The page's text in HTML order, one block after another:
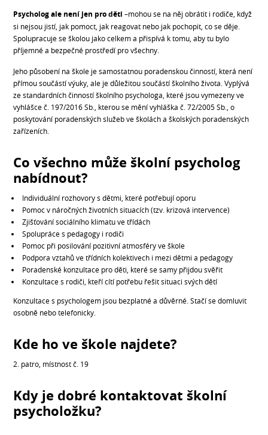
Psycholog ale není jen pro děti –mohou se na něj obrátit i rodiče, když
si nejsou jistí, jak pomoct, jak reagovat nebo jak pochopit, co se děje.
Spolupracuje se školou jako celkem a přispívá k tomu, aby tu bylo
příjemné a bezpečné prostředí pro všechny.
Jeho působení na škole je samostatnou poradenskou činností, která není
přímou součástí výuky, ale je důležitou součástí školního života. Vyplývá
ze standardních činností školního psychologa, které jsou vymezeny ve
vyhlášce č. 197/2016 Sb., kterou se mění vyhláška č. 72/2005 Sb., o
poskytování poradenských služeb ve školách a školských poradenských
zařízeních.
Co všechno může školní psycholog
nabídnout?
Individuální rozhovory s dětmi, které potřebují oporu
Pomoc v náročných životních situacích (tzv. krizová intervence)
Zjišťování sociálního klimatu ve třídách
Spolupráce s pedagogy i rodiči
Pomoc při posilování pozitivní atmosféry ve škole
Podpora vztahů ve třídních kolektivech i mezi dětmi a pedagogy
Poradenské konzultace pro děti, které se samy přijdou svěřit
Konzultace s rodiči, kteří cítí potřebu řešit situaci svých dětí
Konzultace s psychologem jsou bezplatné a důvěrné. Stačí se domluvit
osobně nebo telefonicky.
Kde ho ve škole najdete?
2. patro, místnost č. 19
Kdy je dobré kontaktovat školní
psycholožku?